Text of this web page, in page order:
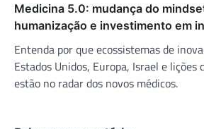
Medicina 5.0: mudança do
humanização e investimento em
Entenda por que ecossistemas de
Estados Unidos, Europa, Israel e lições
estão no radar dos novos médicos.